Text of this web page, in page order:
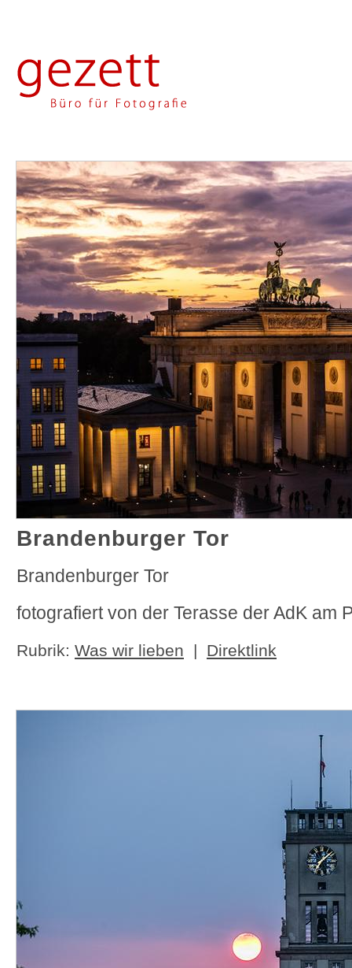
Brandenburger Tor
Brandenburger Tor
fotografiert von der Terasse der AdK am
Rubrik: Was wir lieben | Direktlink